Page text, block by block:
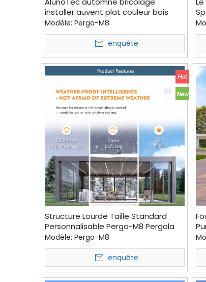
installer auvent plat couleur bois
balcon pergola motorisée véranda
pour l'extérieur
Modèle: Pergo-M8
enquête
Structure Lourde Taille Standard
Personnalisable Pergo-M8 Pergola
Bioclimatique Auvent en Aluminium
Kit de Toit de Gazebo Extérieur Toit
de Patio à Persiennes
Modèle: Pergo-M8
enquête